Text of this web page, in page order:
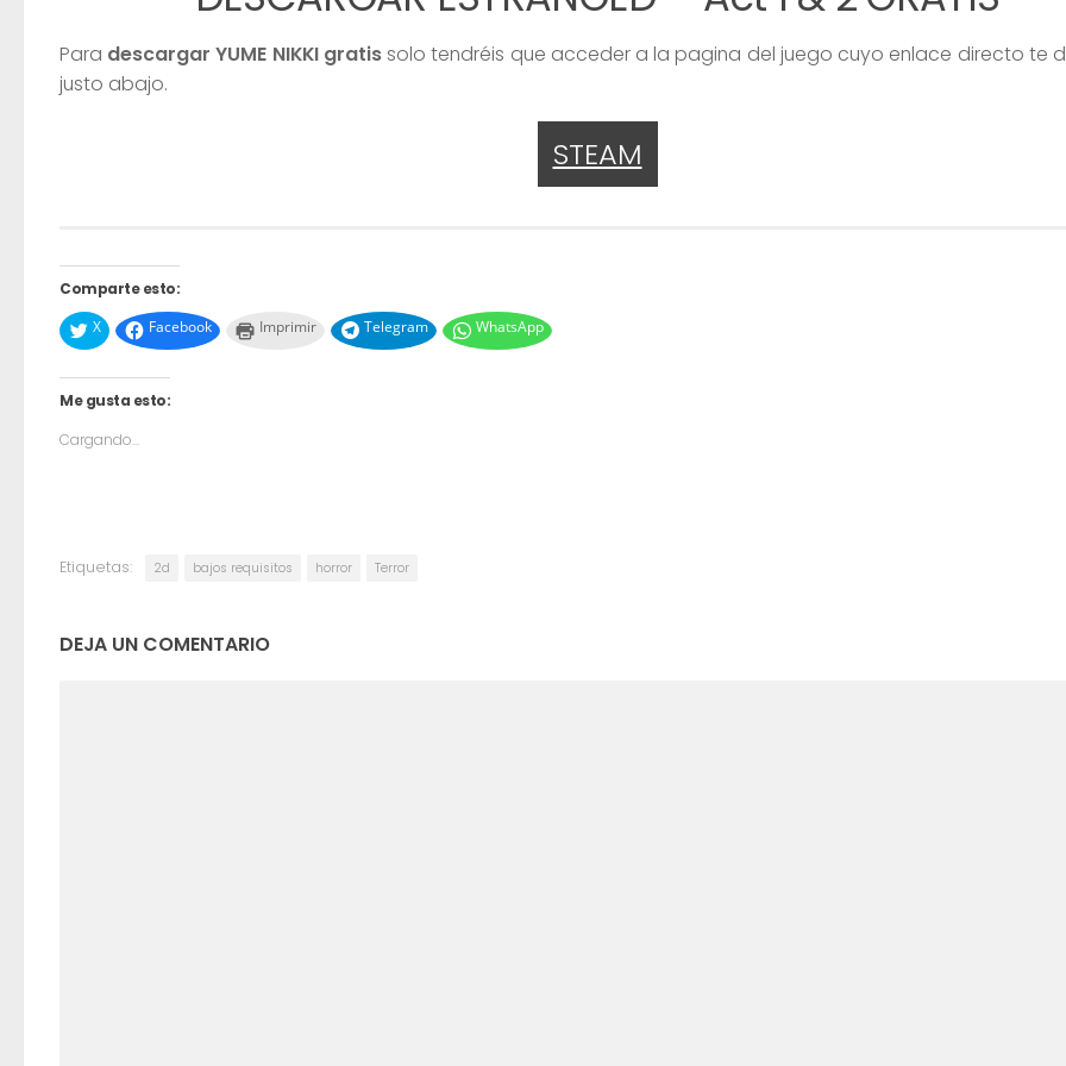
Para descargar YUME NIKKI gratissolo tendréis que acceder a la pagina del juego cuyo enlace directo te
justo abajo.
STEAM
Comparte esto:
X
Facebook Imprimir Telegram WhatsApp
Me gusta esto:
Cargando...
Etiquetas: 2d bajos requisitos horror Terror
DEJA UN COMENTARIO